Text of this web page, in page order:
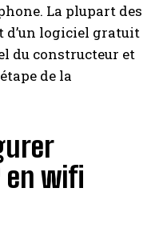
La plupart des
d’un logiciel gratuit
du constructeur et
de la
en wifi